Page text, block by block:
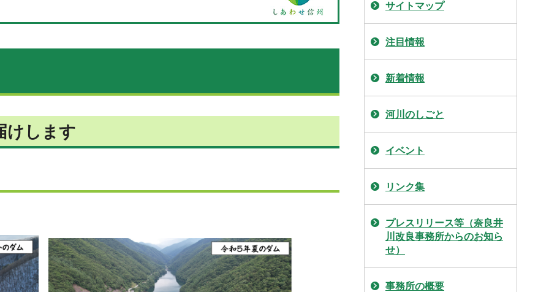
けします
サイトマップ
注目情報
新着情報
河川のしごと
イベント
リンク集
プレスリリース等（奈良井
川改良事務所からのお知ら
せ）
事務所の概要